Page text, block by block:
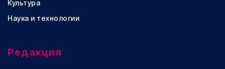
Культура
Наука и технологии
Редакция